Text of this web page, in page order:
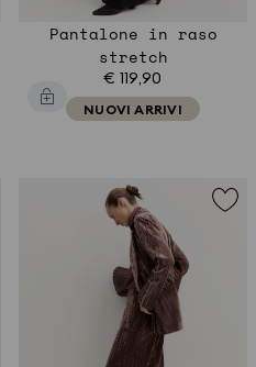
Pantalone in raso
stretch
€ 119,90
NUOVI ARRIVI